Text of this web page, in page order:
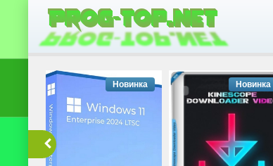
Новинка Новинка